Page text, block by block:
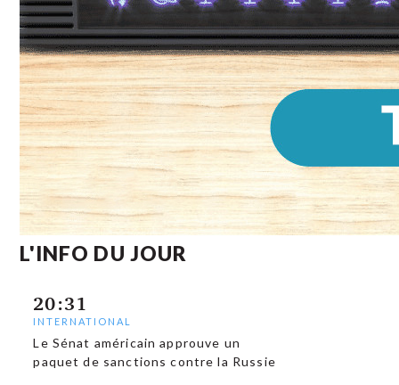
L'INFO DU JOUR
20:31
INTERNATIONAL
Le Sénat américain approuve un
paquet de sanctions contre la Russie